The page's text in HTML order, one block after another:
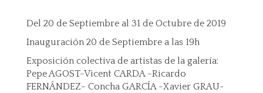
Del 20 de Septiembre al 31 de Octubre de 2019
Inauguración 20 de Septiembre a las 19h
Exposición colectiva de artistas de la galería:
Pepe AGOST-Vicent CARDA -Ricardo
FERNÁNDEZ- Concha GARCÍA -Xavier GRAU-